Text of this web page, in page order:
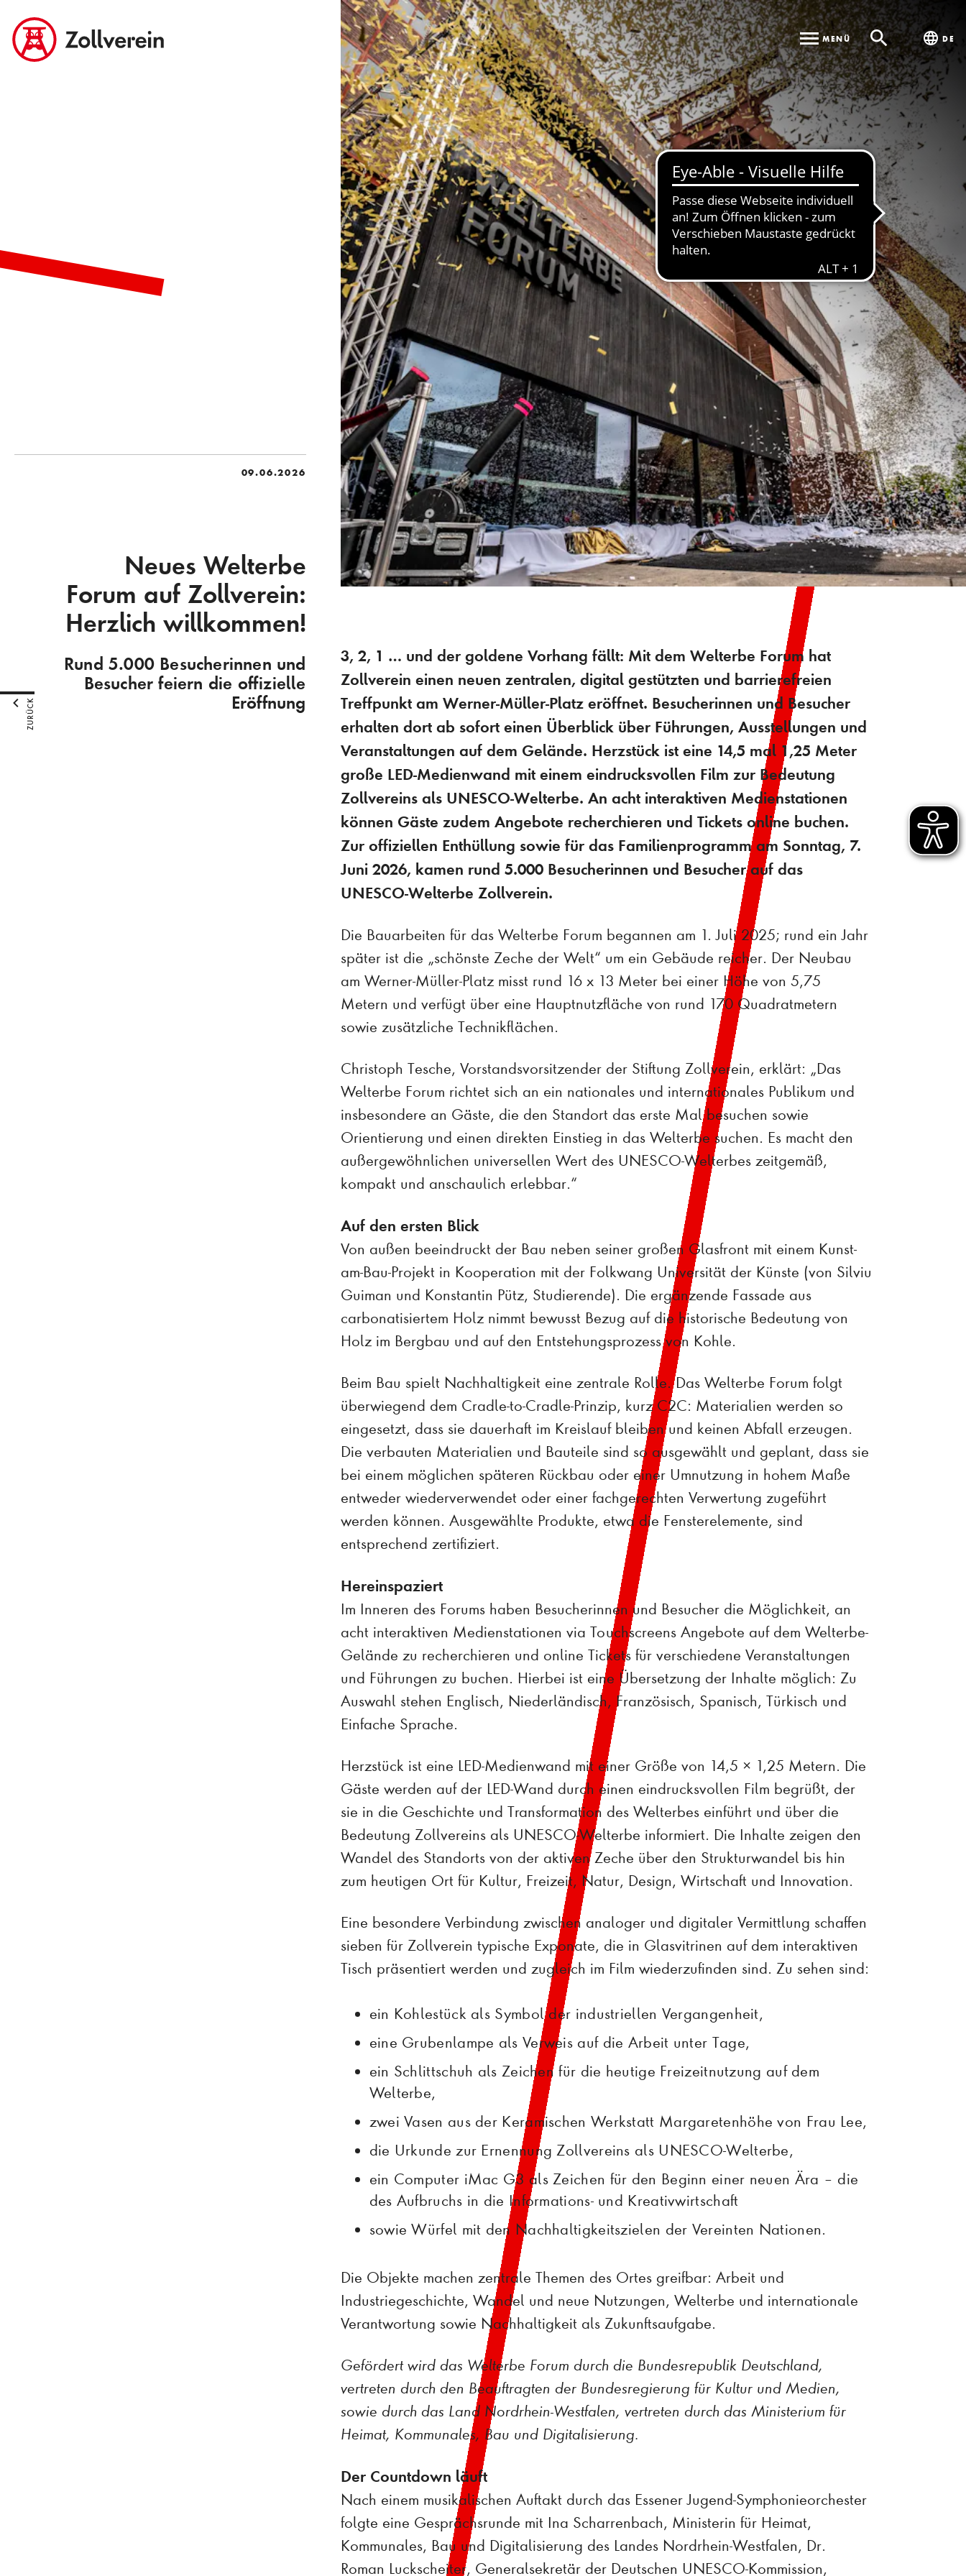
MENÜ DE
09.06.2026
Neues Welterbe
Forum auf Zollverein:
Herzlich willkommen!
Rund 5.000 Besucherinnen und
Besucher feiern die offizielle
Eröffnung
3, 2, 1 … und der goldene Vorhang fällt: Mit dem Welterbe Forum hat
Zollverein einen neuen zentralen, digital gestützten und barrierefreien
Treffpunkt am Werner-Müller-Platz eröffnet. Besucherinnen und Besucher
erhalten dort ab sofort einen Überblick über Führungen, Ausstellungen und
Veranstaltungen auf dem Gelände. Herzstück ist eine 14,5 mal 1,25 Meter
große LED-Medienwand mit einem eindrucksvollen Film zur Bedeutung
Zollvereins als UNESCO-Welterbe. An acht interaktiven Medienstationen
können Gäste zudem Angebote recherchieren und Tickets online buchen.
Zur offiziellen Enthüllung sowie für das Familienprogramm am Sonntag, 7.
Juni 2026, kamen rund 5.000 Besucherinnen und Besucher auf das
UNESCO-Welterbe Zollverein.
Die Bauarbeiten für das Welterbe Forum begannen am 1. Juli 2025; rund ein Jahr
später ist die „schönste Zeche der Welt“ um ein Gebäude reicher. Der Neubau
am Werner-Müller-Platz misst rund 16 x 13 Meter bei einer Höhe von 5,75
Metern und verfügt über eine Hauptnutzfläche von rund 170 Quadratmetern
sowie zusätzliche Technikflächen.
Christoph Tesche, Vorstandsvorsitzender der Stiftung Zollverein, erklärt: „Das
Welterbe Forum richtet sich an ein nationales und internationales Publikum und
insbesondere an Gäste, die den Standort das erste Mal besuchen sowie
Orientierung und einen direkten Einstieg in das Welterbe suchen. Es macht den
außergewöhnlichen universellen Wert des UNESCO-Welterbes zeitgemäß,
kompakt und anschaulich erlebbar.“
Auf den ersten Blick
Von außen beeindruckt der Bau neben seiner großen Glasfront mit einem Kunst-
am-Bau-Projekt in Kooperation mit der Folkwang Universität der Künste (von Silviu
Guiman und Konstantin Pütz, Studierende). Die ergänzende Fassade aus
carbonatisiertem Holz nimmt bewusst Bezug auf die historische Bedeutung von
Holz im Bergbau und auf den Entstehungsprozess von Kohle.
Beim Bau spielt Nachhaltigkeit eine zentrale Rolle. Das Welterbe Forum folgt
überwiegend dem Cradle-to-Cradle-Prinzip, kurz C2C: Materialien werden so
eingesetzt, dass sie dauerhaft im Kreislauf bleiben und keinen Abfall erzeugen.
Die verbauten Materialien und Bauteile sind so ausgewählt und geplant, dass sie
bei einem möglichen späteren Rückbau oder einer Umnutzung in hohem Maße
entweder wiederverwendet oder einer fachgerechten Verwertung zugeführt
werden können. Ausgewählte Produkte, etwa die Fensterelemente, sind
entsprechend zertifiziert.
Hereinspaziert
Im Inneren des Forums haben Besucherinnen und Besucher die Möglichkeit, an
acht interaktiven Medienstationen via Touchscreens Angebote auf dem Welterbe-
Gelände zu recherchieren und online Tickets für verschiedene Veranstaltungen
und Führungen zu buchen. Hierbei ist eine Übersetzung der Inhalte möglich: Zu
Auswahl stehen Englisch, Niederländisch, Französisch, Spanisch, Türkisch und
Einfache Sprache.
Herzstück ist eine LED-Medienwand mit einer Größe von 14,5 × 1,25 Metern. Die
Gäste werden auf der LED-Wand durch einen eindrucksvollen Film begrüßt, der
sie in die Geschichte und Transformation des Welterbes einführt und über die
Bedeutung Zollvereins als UNESCO-Welterbe informiert. Die Inhalte zeigen den
Wandel des Standorts von der aktiven Zeche über den Strukturwandel bis hin
zum heutigen Ort für Kultur, Freizeit, Natur, Design, Wirtschaft und Innovation.
Eine besondere Verbindung zwischen analoger und digitaler Vermittlung schaffen
sieben für Zollverein typische Exponate, die in Glasvitrinen auf dem interaktiven
Tisch präsentiert werden und zugleich im Film wiederzufinden sind. Zu sehen sind:
ein Kohlestück als Symbol der industriellen Vergangenheit,
eine Grubenlampe als Verweis auf die Arbeit unter Tage,
ein Schlittschuh als Zeichen für die heutige Freizeitnutzung auf dem
Welterbe,
zwei Vasen aus der Keramischen Werkstatt Margaretenhöhe von Frau Lee,
die Urkunde zur Ernennung Zollvereins als UNESCO-Welterbe,
ein Computer iMac G3 als Zeichen für den Beginn einer neuen Ära – die
des Aufbruchs in die Informations- und Kreativwirtschaft
sowie Würfel mit den Nachhaltigkeitszielen der Vereinten Nationen.
Die Objekte machen zentrale Themen des Ortes greifbar: Arbeit und
Industriegeschichte, Wandel und neue Nutzungen, Welterbe und internationale
Verantwortung sowie Nachhaltigkeit als Zukunftsaufgabe.
Gefördert wird das Welterbe Forum durch die Bundesrepublik Deutschland,
vertreten durch den Beauftragten der Bundesregierung für Kultur und Medien,
sowie durch das Land Nordrhein-Westfalen, vertreten durch das Ministerium für
Heimat, Kommunales, Bau und Digitalisierung.
Der Countdown läuft
Nach einem musikalischen Auftakt durch das Essener Jugend-Symphonieorchester
folgte eine Gesprächsrunde mit Ina Scharrenbach, Ministerin für Heimat,
Kommunales, Bau und Digitalisierung des Landes Nordrhein-Westfalen, Dr.
Roman Luckscheiter, Generalsekretär der Deutschen UNESCO-Kommission,
ZURÜCK